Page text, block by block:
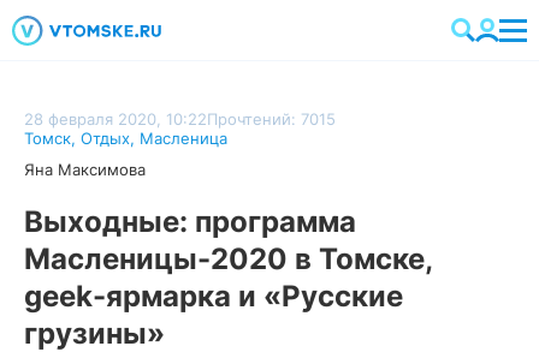
28 февраля 2020, 10:22Прочтений: 7015
Томск, Отдых, Масленица
Яна Максимова
Выходные: программа
Масленицы-2020 в Томске,
geek-ярмарка и «Русские
грузины»